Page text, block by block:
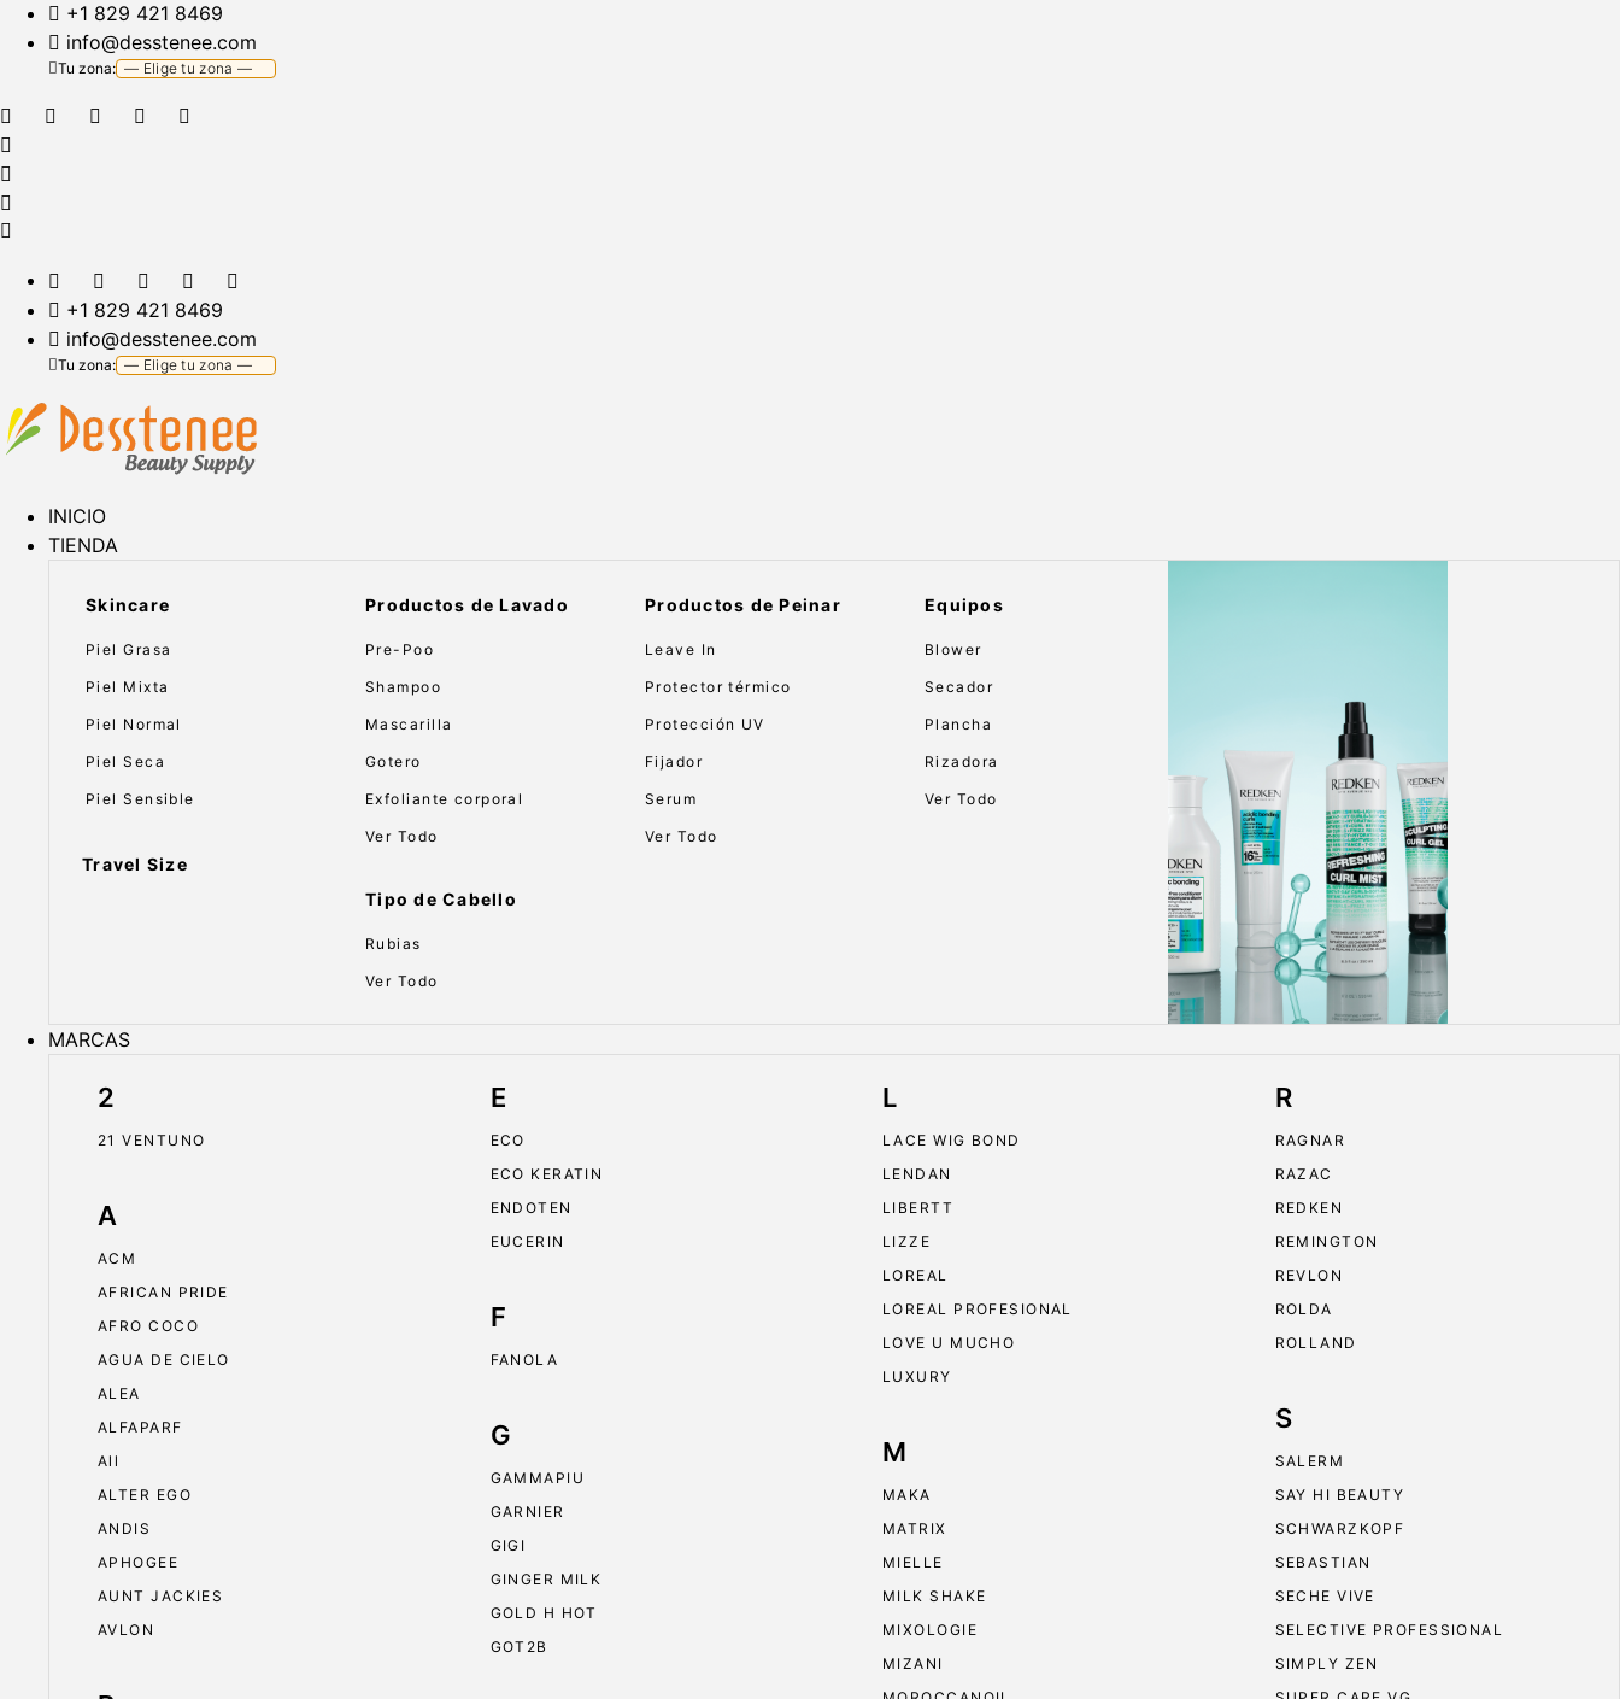
+1 829 421 8469
info@desstenee.com
Tu zona:
+1 829 421 8469
info@desstenee.com
Tu zona:
INICIO
TIENDA
Skincare
Piel Grasa
Piel Mixta
Piel Normal
Piel Seca
Piel Sensible
Travel Size
Productos de Lavado
Pre-Poo
Shampoo
Mascarilla
Gotero
Exfoliante corporal
Ver Todo
Tipo de Cabello
Rubias
Ver Todo
Productos de Peinar
Leave In
Protector térmico
Protección UV
Fijador
Serum
Ver Todo
Equipos
Blower
Secador
Plancha
Rizadora
Ver Todo
MARCAS
2
21 VENTUNO
A
ACM
AFRICAN PRIDE
AFRO COCO
AGUA DE CIELO
ALEA
ALFAPARF
All
ALTER EGO
ANDIS
APHOGEE
AUNT JACKIES
AVLON
E
ECO
ECO KERATIN
ENDOTEN
EUCERIN
F
FANOLA
G
GAMMAPIU
GARNIER
GIGI
GINGER MILK
GOLD H HOT
GOT2B
L
LACE WIG BOND
LENDAN
LIBERTT
LIZZE
LOREAL
LOREAL PROFESIONAL
LOVE U MUCHO
LUXURY
M
MAKA
MATRIX
MIELLE
MILK SHAKE
MIXOLOGIE
MIZANI
R
RAGNAR
RAZAC
REDKEN
REMINGTON
REVLON
ROLDA
ROLLAND
S
SALERM
SAY HI BEAUTY
SCHWARZKOPF
SEBASTIAN
SECHE VIVE
SELECTIVE PROFESSIONAL
SIMPLY ZEN